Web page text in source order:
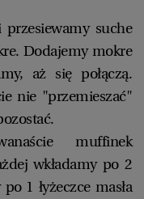
suche
Dodajemy mokre
aż się połączą.
nie "przemieszać"
muffinek
wkładamy po 2
1 łyżeczce masła